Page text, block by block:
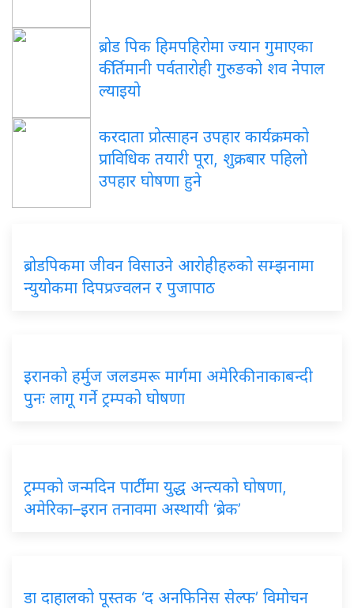
ब्रोड पिक हिमपहिरोमा ज्यान गुमाएका
कीर्तिमानी पर्वतारोही गुरुङको शव नेपाल
ल्याइयो
करदाता प्रोत्साहन उपहार कार्यक्रमको
प्राविधिक तयारी पूरा, शुक्रबार पहिलो
उपहार घोषणा हुने
ब्रोडपिकमा जीवन विसाउने आरोहीहरुको सम्झनामा
न्युयोकमा दिपप्रज्वलन र पुजापाठ
इरानको हर्मुज जलडमरू मार्गमा अमेरिकी नाकाबन्दी
पुनः लागू गर्ने ट्रम्पको घोषणा
ट्रम्पको जन्मदिन पार्टीमा युद्ध अन्त्यको घोषणा,
अमेरिका–इरान तनावमा अस्थायी ‘ब्रेक’
डा दाहालको पूस्तक ‘द अनफिनिस सेल्फ’ विमोचन